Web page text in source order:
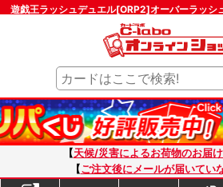
遊戯王ラッシュデュエル[ORP2]オーバーラッシ
【天候/災害によるお荷物のお届
【ご注文後にメールが届いてい